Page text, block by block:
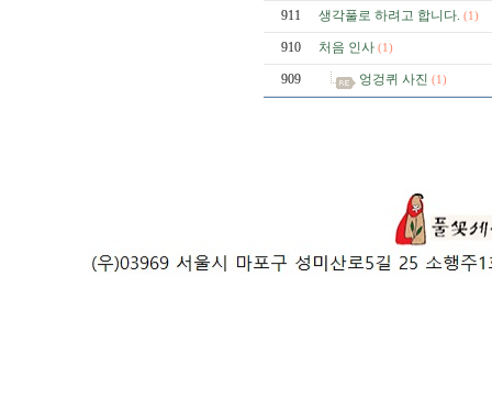
911 생각풀로 하려고 합니다. (1)
910 처음 인사 (1)
909 엉겅퀴 사진 (1)